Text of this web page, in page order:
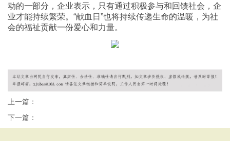
动的一部分，企业表示，只有通过积极参与和回馈社会，企
业才能持续繁荣。“献血日”也将持续传递生命的温暖，为社
会的福祉贡献一份爱心和力量。
上一篇：
下一篇：